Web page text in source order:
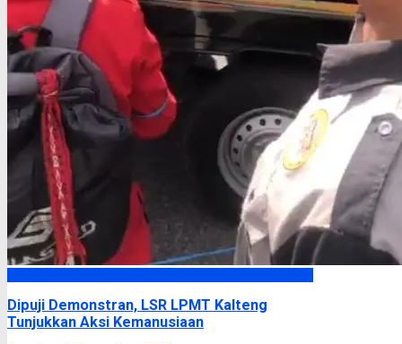
Dipuji Demonstran, LSR LPMT Kalteng
Tunjukkan Aksi Kemanusiaan